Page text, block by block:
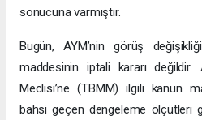
sonucuna varmıştır.
Bugün, AYM’nin görüş
maddesinin iptali kararı
Meclisi’ne (TBMM) ilgili kanun
bahsi geçen dengeleme ölçütleri